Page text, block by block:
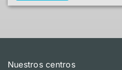
Nuestros centros